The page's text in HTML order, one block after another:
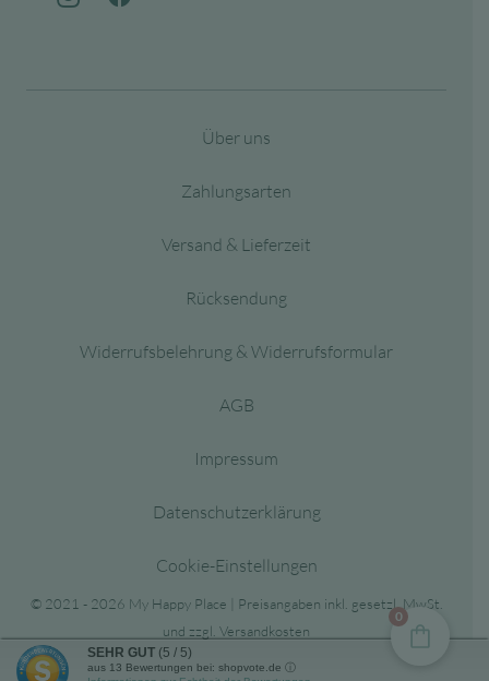
Über uns
Zahlungsarten
Versand & Lieferzeit
Rücksendung
Widerrufsbelehrung & Widerrufsformular
AGB
Impressum
Datenschutzerklärung
Cookie-Einstellungen
© 2021 - 2026 My Happy Place | Preisangaben inkl. gesetzl. MwSt.
und zzgl. Versandkosten
0
SEHR GUT (5 / 5)
aus 13 Bewertungen bei: shopvote.de ⓘ